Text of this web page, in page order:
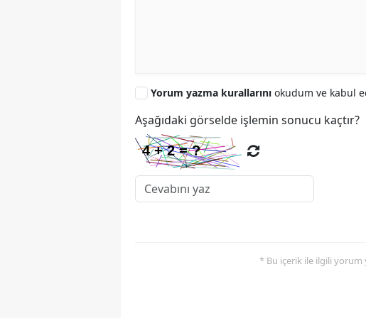
Yorum yazma kurallarını okudum ve kabul
Aşağıdaki görselde işlemin sonucu kaçtır?
* Bu içerik ile ilgili yorum